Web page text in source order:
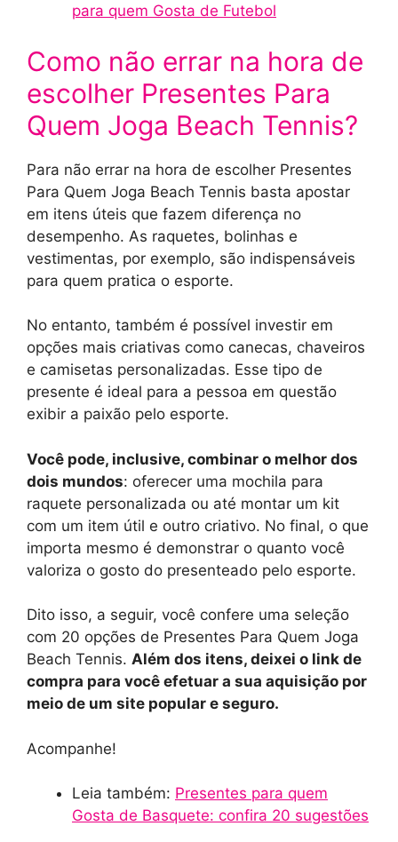
para quem Gosta de Futebol
Como não errar na hora de
escolher Presentes Para
Quem Joga Beach Tennis?
Para não errar na hora de escolher Presentes
Para Quem Joga Beach Tennis basta apostar
em itens úteis que fazem diferença no
desempenho. As raquetes, bolinhas e
vestimentas, por exemplo, são indispensáveis
para quem pratica o esporte.
No entanto, também é possível investir em
opções mais criativas como canecas, chaveiros
e camisetas personalizadas. Esse tipo de
presente é ideal para a pessoa em questão
exibir a paixão pelo esporte.
Você pode, inclusive, combinar o melhor dos
dois mundos: oferecer uma mochila para
raquete personalizada ou até montar um kit
com um item útil e outro criativo. No final, o que
importa mesmo é demonstrar o quanto você
valoriza o gosto do presenteado pelo esporte.
Dito isso, a seguir, você confere uma seleção
com 20 opções de Presentes Para Quem Joga
Beach Tennis. Além dos itens, deixei o link de
compra para você efetuar a sua aquisição por
meio de um site popular e seguro.
Acompanhe!
Leia também: Presentes para quem
Gosta de Basquete: confira 20 sugestões